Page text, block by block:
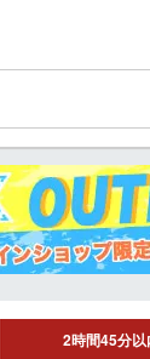
2時間45分以